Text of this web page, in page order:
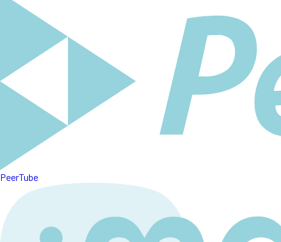
PeerTube